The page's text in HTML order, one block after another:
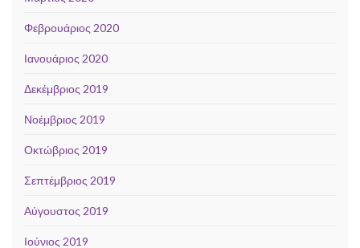
Φεβρουάριος 2020
Ιανουάριος 2020
Δεκέμβριος 2019
Νοέμβριος 2019
Οκτώβριος 2019
Σεπτέμβριος 2019
Αύγουστος 2019
Ιούνιος 2019